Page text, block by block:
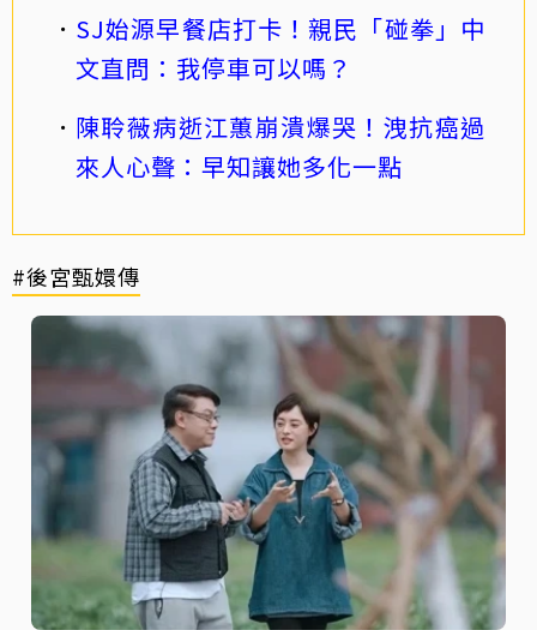
SJ始源早餐店打卡！親民「碰拳」中
文直問：我停車可以嗎？
陳聆薇病逝江蕙崩潰爆哭！洩抗癌過
來人心聲：早知讓她多化一點
#後宮甄嬛傳